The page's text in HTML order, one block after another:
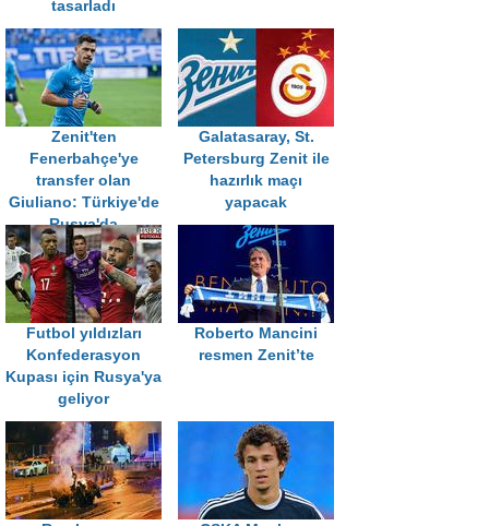
tasarladı
Zenit'ten
Fenerbahçe'ye
transfer olan
Giuliano: Türkiye'de
Rusya'da
olduğundan çok
daha fazla teknik
oyuncu var
Galatasaray, St.
Petersburg Zenit ile
hazırlık maçı
yapacak
Futbol yıldızları
Konfederasyon
Kupası için Rusya'ya
geliyor
Roberto Mancini
resmen Zenit’te